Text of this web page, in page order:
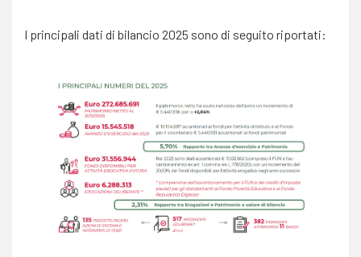
I principali dati di bilancio 2025 sono di seguito riportati: